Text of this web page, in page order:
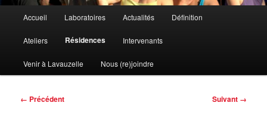
principal
Accueil Laboratoires Actualités Définition
Ateliers Résidences Intervenants
Venir à Lavauzelle Nous (re)joindre
Navigation
← Précédent Suivant →